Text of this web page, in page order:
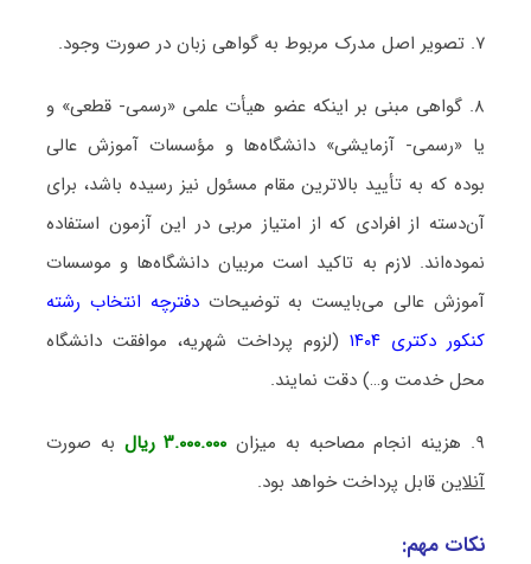
۷. تصویر اصل مدرک مربوط به گواهی زبان در صورت وجود.
۸. گواهی مبنی بر اینکه عضو هیأت علمی «رسمی- قطعی» و
یا «رسمی- آزمایشی» دانشگاه‌ها و مؤسسات آموزش عالی
بوده که به تأیید بالاترین مقام مسئول نیز رسیده باشد، برای
آن‌دسته از افرادی که از امتیاز مربی در این آزمون استفاده
نموده‌اند. لازم به تاکید است مربیان دانشگاه‌ها و موسسات
آموزش عالی می‌بایست به توضیحاتدفترچه انتخاب رشته
کنکور دکتری ۱۴۰۴
(لزوم پرداخت شهریه، موافقت دانشگاه
محل خدمت و…) دقت نمایند.
۹. هزینه انجام مصاحبه به میزان ۳.۰۰۰.۰۰۰ ریال
به صورت
آنلاینقابل پرداخت خواهد بود.
نکات مهم: